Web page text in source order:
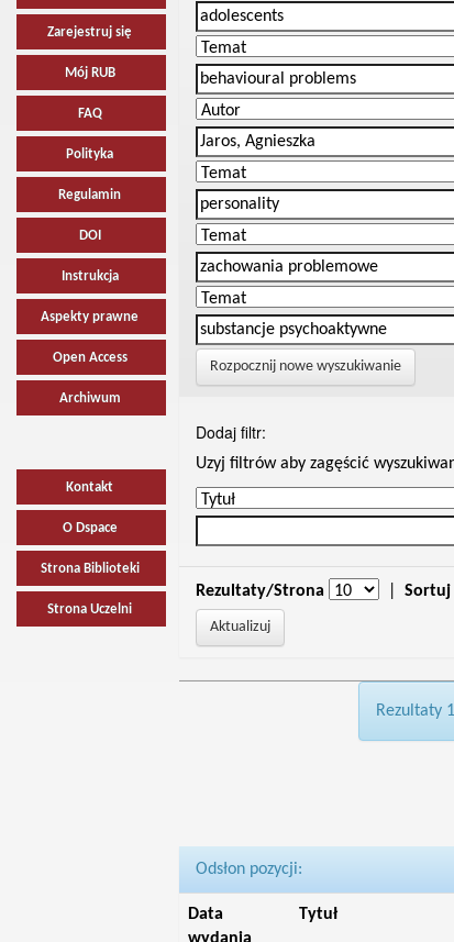
Zarejestruj się
Mój RUB
FAQ
Polityka
Regulamin
DOI
Instrukcja
Aspekty prawne
Open Access
Archiwum
Kontakt
O Dspace
Strona Biblioteki
Strona Uczelni
Rozpocznij nowe wyszukiwanie
Dodaj filtr:
Uzyj filtrów aby zagęścić
Rezultaty/Strona Sortuj
Rezultaty
Odsłon pozycji:
Data
Tytuł